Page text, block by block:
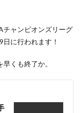
チャンピオンズリーグ
に行われます！
くも終了か。